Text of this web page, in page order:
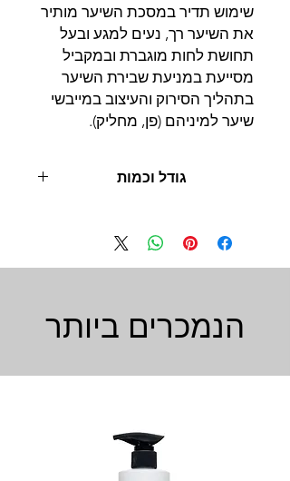
שימוש תדיר במסכת השיער מותיר
את השיער רך, נעים למגע ובעל
תחושת לחות מוגברת ובמקביל
מסייעת במניעת שבירת השיער
בתהליך הסירוק והעיצוב במייבשי
שיער למיניהם (פן, מחליק).
גודל וכמות
הנמכרים ביותר